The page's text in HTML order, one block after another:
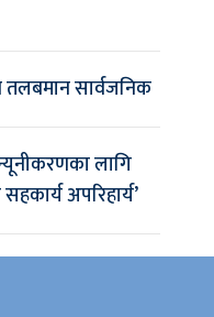
सार्वजनिक
लागि
अपरिहार्य’